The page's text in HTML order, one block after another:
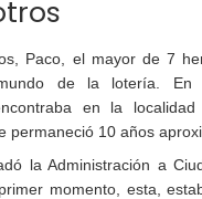
, Paco, el mayor de 7
de la lotería. En
en la
permaneció 10 años
la Administración a
momento, esta,